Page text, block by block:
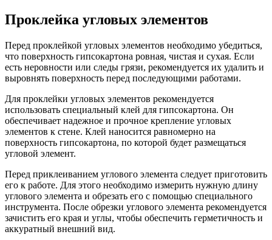
Проклейка угловых элементов
Перед проклейкой угловых элементов необходимо убедиться,
что поверхность гипсокартона ровная, чистая и сухая. Если
есть неровности или следы грязи, рекомендуется их удалить и
выровнять поверхность перед последующими работами.
Для проклейки угловых элементов рекомендуется
использовать специальный клей для гипсокартона. Он
обеспечивает надежное и прочное крепление угловых
элементов к стене. Клей наносится равномерно на
поверхность гипсокартона, по которой будет размещаться
угловой элемент.
Перед приклеиванием углового элемента следует приготовить
его к работе. Для этого необходимо измерить нужную длину
углового элемента и обрезать его с помощью специального
инструмента. После обрезки углового элемента рекомендуется
зачистить его края и углы, чтобы обеспечить герметичность и
аккуратный внешний вид.